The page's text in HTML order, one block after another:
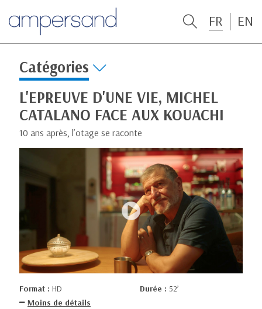
FR EN
Catégories
L'EPREUVE D'UNE VIE, MICHEL
CATALANO FACE AUX KOUACHI
10 ans après, l’otage se raconte
Format : HD Durée : 52’
Moins de détails